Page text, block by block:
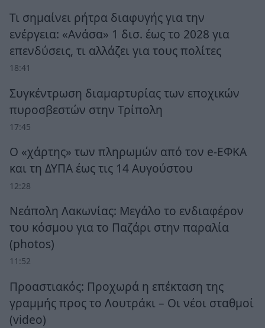
Τι σημαίνει ρήτρα διαφυγής για την
ενέργεια: «Ανάσα» 1 δισ. έως το 2028 για
επενδύσεις, τι αλλάζει για τους πολίτες
18:41
Συγκέντρωση διαμαρτυρίας των εποχικών
πυροσβεστών στην Τρίπολη
17:45
Ο «χάρτης» των πληρωμών από τον e-ΕΦΚΑ
και τη ΔΥΠΑ έως τις 14 Αυγούστου
12:28
Νεάπολη Λακωνίας: Μεγάλο το ενδιαφέρον
του κόσμου για το Παζάρι στην παραλία
(photos)
11:52
Προαστιακός: Προχωρά η επέκταση της
γραμμής προς το Λουτράκι – Οι νέοι σταθμοί
(video)